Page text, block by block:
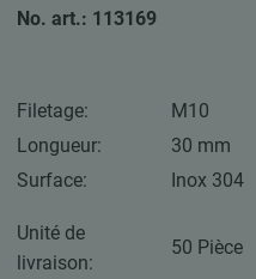
No. art.: 113169
Filetage:
M10
Longueur:
30 mm
Surface:
Inox 304
Unité de
livraison:
50 Pièce